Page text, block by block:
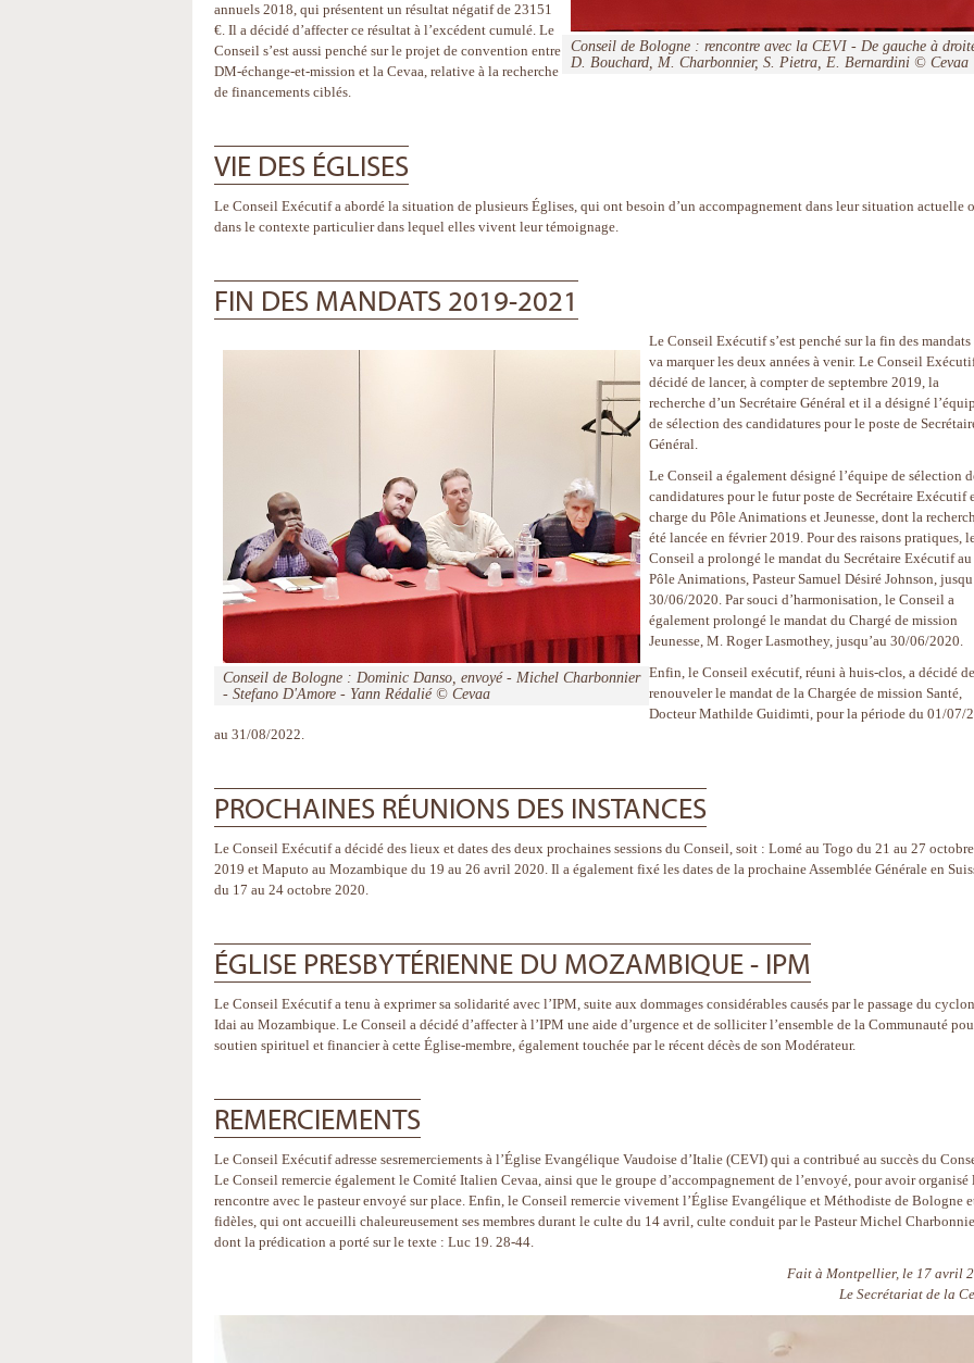
Conseil de Bologne : rencontre avec la CEVI - De gauche à
D. Bouchard, M. Charbonnier, S. Pietra, E. Bernardini © Cevaa
annuels 2018, qui présentent un résultat négatif de 23151
€. Il a décidé d’affecter ce résultat à l’excédent cumulé. Le
Conseil s’est aussi penché sur le projet de convention entre
DM-échange-et-mission et la Cevaa, relative à la recherche
de financements ciblés.
VIE DES ÉGLISES
Le Conseil Exécutif a abordé la situation de plusieurs Églises, qui ont besoin d’un accompagnement dans leur situation actuelle
dans le contexte particulier dans lequel elles vivent leur témoignage.
FIN DES MANDATS 2019-2021
Conseil de Bologne : Dominic Danso, envoyé - Michel Charbonnier
- Stefano D'Amore - Yann Rédalié © Cevaa
Le Conseil Exécutif s’est penché sur la fin des
va marquer les deux années à venir. Le Conseil
décidé de lancer, à compter de septembre 2019, la
recherche d’un Secrétaire Général et il a désigné
de sélection des candidatures pour le poste de
Général.
Le Conseil a également désigné l’équipe de sélection
candidatures pour le futur poste de Secrétaire Exécutif
charge du Pôle Animations et Jeunesse, dont la
été lancée en février 2019. Pour des raisons pratiques,
Conseil a prolongé le mandat du Secrétaire Exécutif au
Pôle Animations, Pasteur Samuel Désiré Johnson,
30/06/2020. Par souci d’harmonisation, le Conseil a
également prolongé le mandat du Chargé de mission
Jeunesse, M. Roger Lasmothey, jusqu’au 30/06/2020.
Enfin, le Conseil exécutif, réuni à huis-clos, a décidé de
renouveler le mandat de la Chargée de mission Santé,
Docteur Mathilde Guidimti, pour la période du 01/07/
au 31/08/2022.
PROCHAINES RÉUNIONS DES INSTANCES
Le Conseil Exécutif a décidé des lieux et dates des deux prochaines sessions du Conseil, soit : Lomé au Togo du 21 au 27 octobre
2019 et Maputo au Mozambique du 19 au 26 avril 2020. Il a également fixé les dates de la prochaine Assemblée Générale en
du 17 au 24 octobre 2020.
ÉGLISE PRESBYTÉRIENNE DU MOZAMBIQUE - IPM
Le Conseil Exécutif a tenu à exprimer sa solidarité avec l’IPM, suite aux dommages considérables causés par le passage du
Idai au Mozambique. Le Conseil a décidé d’affecter à l’IPM une aide d’urgence et de solliciter l’ensemble de la Communauté
soutien spirituel et financier à cette Église-membre, également touchée par le récent décès de son Modérateur.
REMERCIEMENTS
Le Conseil Exécutif adresse sesremerciements à l’Église Evangélique Vaudoise d’Italie (CEVI) qui a contribué au succès du
Le Conseil remercie également le Comité Italien Cevaa, ainsi que le groupe d’accompagnement de l’envoyé, pour avoir organisé
rencontre avec le pasteur envoyé sur place. Enfin, le Conseil remercie vivement l’Église Evangélique et Méthodiste de Bologne
fidèles, qui ont accueilli chaleureusement ses membres durant le culte du 14 avril, culte conduit par le Pasteur Michel
dont la prédication a porté sur le texte : Luc 19. 28-44.
Fait à Montpellier, le 17 avril
Le Secrétariat de la